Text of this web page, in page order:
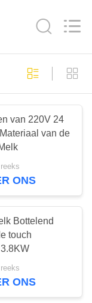
van 220V 24
van de
ONS
Bottelend
touch
ONS